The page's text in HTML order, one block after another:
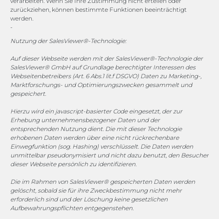
zurückziehen, können bestimmte Funktionen beeinträchtigt
werden.
-
Nutzung der SalesViewer®-Technologie:
Auf dieser Webseite werden mit der SalesViewer®-Technologie der
SalesViewer® GmbH auf Grundlage berechtigter Interessen des
Webseitenbetreibers (Art. 6 Abs.1 lit.f DSGVO) Daten zu Marketing-,
Marktforschungs- und Optimierungszwecken gesammelt und
gespeichert.
Hierzu wird ein javascript-basierter Code eingesetzt, der zur
Erhebung unternehmensbezogener Daten und der
entsprechenden Nutzung dient. Die mit dieser Technologie
erhobenen Daten werden über eine nicht rückrechenbare
Einwegfunktion (sog. Hashing) verschlüsselt. Die Daten werden
unmittelbar pseudonymisiert und nicht dazu benutzt, den Besucher
dieser Webseite persönlich zu identifizieren.
Die im Rahmen von SalesViewer® gespeicherten Daten werden
gelöscht, sobald sie für ihre Zweckbestimmung nicht mehr
erforderlich sind und der Löschung keine gesetzlichen
Aufbewahrungspflichten entgegenstehen.
vertrieb@megasoft.de
+49 2173 265 06 0
Mo. - Do. 08:00 - 17:00 Uhr
Fr. 08:00 - 15:00 Uhr
Sponsoring
1. FC Monheim
COOKIE-RICHTLINIE (EU)
© 2025 MEGASOFT® IT GmbH & Co. KG |